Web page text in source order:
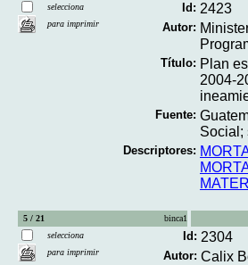
selecciona
para imprimir
Id: 2423
Autor:
Título: Plan
2004-
Fuente:
Social;
Descriptores:
5 / 21
binca1
selecciona
para imprimir
Id: 2304
Autor: Calix